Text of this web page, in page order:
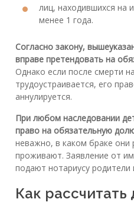
лиц, находившихся на
менее 1 года.
Согласно закону,
вправе претендовать на
Однако если после смерти
трудоустраивается, его
аннулируется.
При любом наследовании
право на обязательную
неважно, в каком браке
проживают. Заявление от
подают нотариусу родители
Как рассчитать